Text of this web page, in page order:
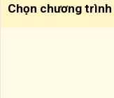
Chọn chương trình